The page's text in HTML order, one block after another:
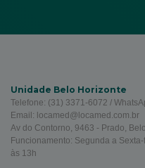
Unidade Belo Horizonte
Telefone: (31) 3371-6072 /
Email: locamed@locamed.com.br
Av do Contorno, 9463 - Prado,
Funcionamento: Segunda a
às 13h